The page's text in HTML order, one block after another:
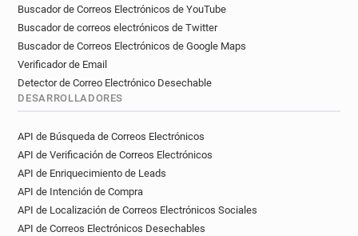
Buscador de Correos Electrónicos de YouTube
Buscador de correos electrónicos de Twitter
Buscador de Correos Electrónicos de Google Maps
Verificador de Email
Detector de Correo Electrónico Desechable
DESARROLLADORES
API de Búsqueda de Correos Electrónicos
API de Verificación de Correos Electrónicos
API de Enriquecimiento de Leads
API de Intención de Compra
API de Localización de Correos Electrónicos Sociales
API de Correos Electrónicos Desechables